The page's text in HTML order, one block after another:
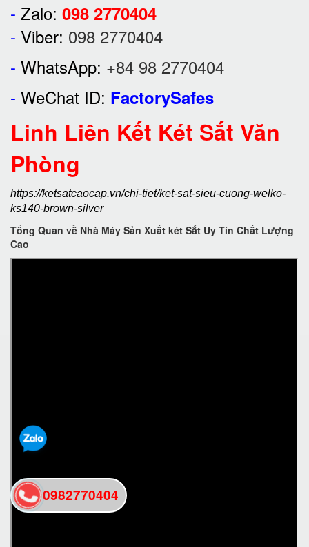
- Zalo: 098 2770404
- Viber: 098 2770404
- WhatsApp: +84 98 2770404
- WeChat ID: FactorySafes
Linh Liên Kết Két Sắt Văn
Phòng
https://ketsatcaocap.vn/chi-tiet/ket-sat-sieu-cuong-welko-
ks140-brown-silver
Tổng Quan về Nhà Máy Sản Xuất két Sắt Uy Tín Chất Lượng
Cao
0982770404